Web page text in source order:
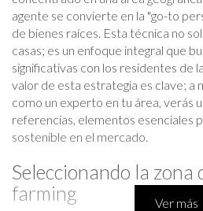
agente se convierte en la "go-to
de bienes raíces. Esta técnica no
casas; es un enfoque integral que
significativas con los residentes de
valor de esta estrategia es clave; a
como un experto en tu área, verás
referencias, elementos esenciales
sostenible en el mercado.
Seleccionando la
farming
Ver más